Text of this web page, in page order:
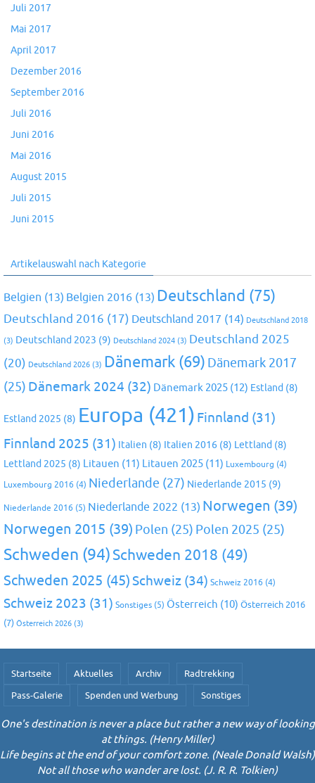
Juli 2017
Mai 2017
April 2017
Dezember 2016
September 2016
Juli 2016
Juni 2016
Mai 2016
August 2015
Juli 2015
Juni 2015
Artikelauswahl nach Kategorie
Belgien (13) Belgien 2016 (13) Deutschland (75)
Deutschland 2016 (17) Deutschland 2017 (14) Deutschland 2018
(3) Deutschland 2023 (9) Deutschland 2024 (3) Deutschland 2025
(20) Deutschland 2026 (3) Dänemark (69) Dänemark 2017
(25) Dänemark 2024 (32) Dänemark 2025 (12) Estland (8)
Estland 2025 (8) Europa (421) Finnland (31)
Finnland 2025 (31) Italien (8) Italien 2016 (8) Lettland (8)
Lettland 2025 (8) Litauen (11) Litauen 2025 (11) Luxembourg (4)
Luxembourg 2016 (4) Niederlande (27) Niederlande 2015 (9)
Niederlande 2016 (5) Niederlande 2022 (13) Norwegen (39)
Norwegen 2015 (39) Polen (25) Polen 2025 (25)
Schweden (94)Schweden 2018 (49)
Schweden 2025 (45)Schweiz (34) Schweiz 2016 (4)
Schweiz 2023 (31) Sonstiges (5) Österreich (10) Österreich 2016
(7) Österreich 2026 (3)
Startseite Aktuelles Archiv
Radtrekking
Pass-Galerie
Spenden und Werbung Sonstiges
One's destination is never a place but rather a new way of looking
at things. (Henry Miller)
Life begins at the end of your comfort zone. (Neale Donald Walsh)
Not all those who wander are lost. (J. R. R. Tolkien)